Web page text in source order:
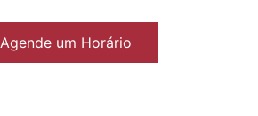
Agende um Horário